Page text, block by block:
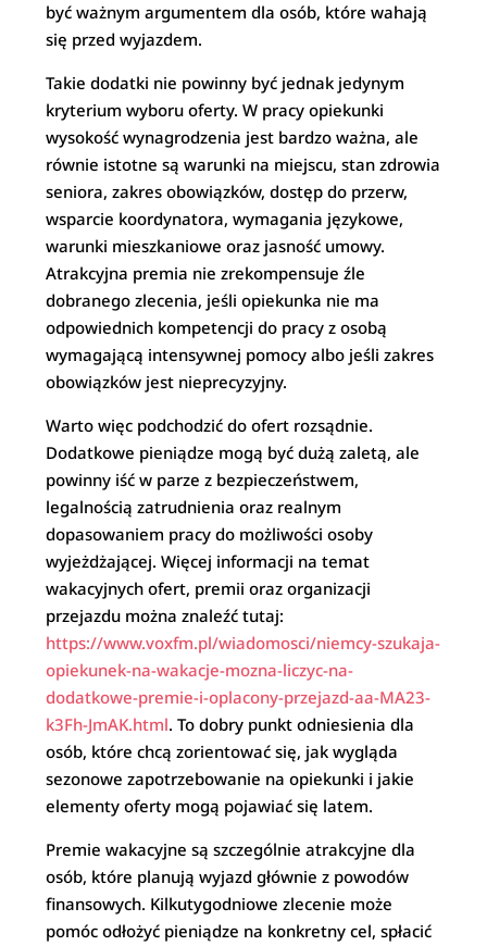
być ważnym argumentem dla osób, które wahają
się przed wyjazdem.
Takie dodatki nie powinny być jednak jedynym
kryterium wyboru oferty. W pracy opiekunki
wysokość wynagrodzenia jest bardzo ważna, ale
równie istotne są warunki na miejscu, stan zdrowia
seniora, zakres obowiązków, dostęp do przerw,
wsparcie koordynatora, wymagania językowe,
warunki mieszkaniowe oraz jasność umowy.
Atrakcyjna premia nie zrekompensuje źle
dobranego zlecenia, jeśli opiekunka nie ma
odpowiednich kompetencji do pracy z osobą
wymagającą intensywnej pomocy albo jeśli zakres
obowiązków jest nieprecyzyjny.
Warto więc podchodzić do ofert rozsądnie.
Dodatkowe pieniądze mogą być dużą zaletą, ale
powinny iść w parze z bezpieczeństwem,
legalnością zatrudnienia oraz realnym
dopasowaniem pracy do możliwości osoby
wyjeżdżającej. Więcej informacji na temat
wakacyjnych ofert, premii oraz organizacji
przejazdu można znaleźć tutaj:
https://www.voxfm.pl/wiadomosci/niemcy-szukaja-
opiekunek-na-wakacje-mozna-liczyc-na-
dodatkowe-premie-i-oplacony-przejazd-aa-MA23-
k3Fh-JmAK.html. To dobry punkt odniesienia dla
osób, które chcą zorientować się, jak wygląda
sezonowe zapotrzebowanie na opiekunki i jakie
elementy oferty mogą pojawiać się latem.
Premie wakacyjne są szczególnie atrakcyjne dla
osób, które planują wyjazd głównie z powodów
finansowych. Kilkutygodniowe zlecenie może
pomóc odłożyć pieniądze na konkretny cel, spłacić